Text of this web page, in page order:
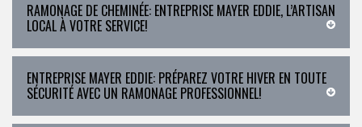
RAMONAGE DE CHEMINÉE: ENTREPRISE MAYER EDDIE, L’ARTISAN
LOCAL À VOTRE SERVICE!
ENTREPRISE MAYER EDDIE: PRÉPAREZ VOTRE HIVER EN TOUTE
SÉCURITÉ AVEC UN RAMONAGE PROFESSIONNEL!